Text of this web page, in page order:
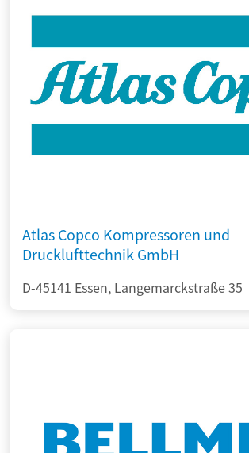
Atlas Copco Kompressoren und
Drucklufttechnik GmbH
D-45141 Essen, Langemarckstraße 35